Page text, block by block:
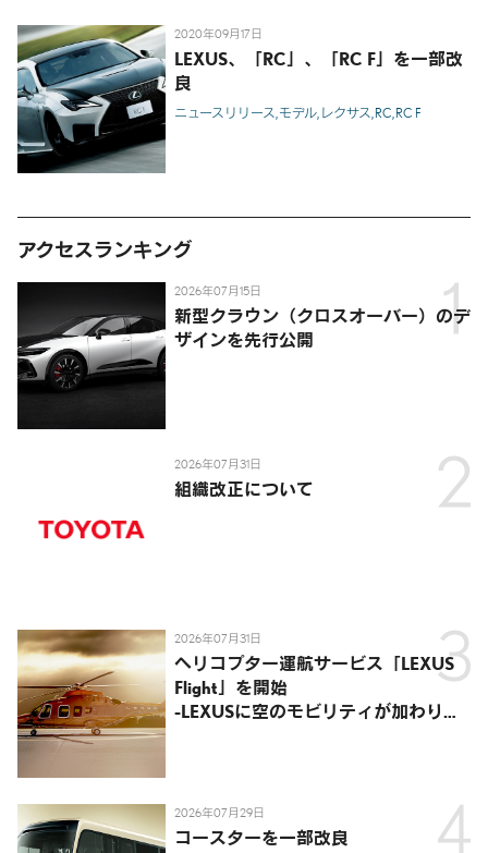
2020年09月17日
LEXUS、「RC」、「RC F」を一部改
良
ニュースリリース モデル レクサス RC RC F
アクセスランキング
2026年07月15日
新型クラウン（クロスオーバー）のデ
ザインを先行公開
2026年07月31日
組織改正について
2026年07月31日
ヘリコプター運航サービス「LEXUS
Flight」を開始
-LEXUSに空のモビリティが加わり、
2026年07月29日
コースターを一部改良